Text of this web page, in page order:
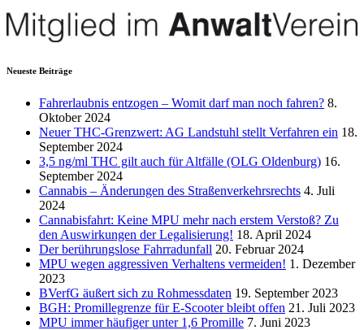
Neueste Beiträge
Fahrerlaubnis entzogen – Womit darf man noch fahren? 8.
Oktober 2024
Neuer THC-Grenzwert: AG Landstuhl stellt Verfahren ein 18.
September 2024
3,5 ng/ml THC gilt auch für Altfälle (OLG Oldenburg) 16.
September 2024
Cannabis – Änderungen des Straßenverkehrsrechts 4. Juli
2024
Cannabisfahrt: Keine MPU mehr nach erstem Verstoß? Zu
den Auswirkungen der Legalisierung! 18. April 2024
Der berührungslose Fahrradunfall 20. Februar 2024
MPU wegen aggressiven Verhaltens vermeiden! 1. Dezember
2023
BVerfG äußert sich zu Rohmessdaten 19. September 2023
BGH: Promillegrenze für E-Scooter bleibt offen 21. Juli 2023
MPU immer häufiger unter 1,6 Promille 7. Juni 2023